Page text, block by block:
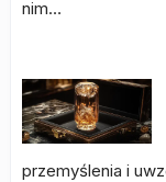
nim…
przemyślenia i